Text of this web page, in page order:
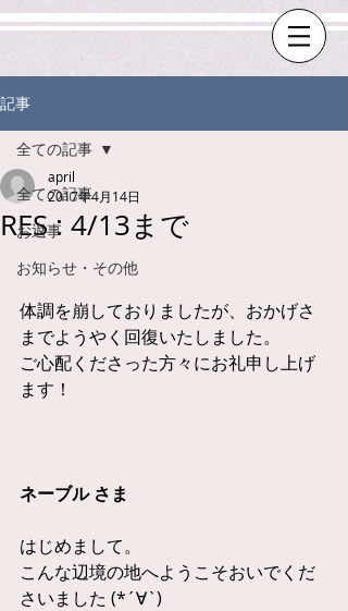
記事
全ての記事
お返事
お知らせ・その他
全ての記事
RES : 4/13まで
april
2017年4月14日
体調を崩しておりましたが、おかげさ
までようやく回復いたしました。
ご心配くださった方々にお礼申し上げ
ます！
ネーブル さま
はじめまして。
こんな辺境の地へようこそおいでくだ
さいました (*´∀`)